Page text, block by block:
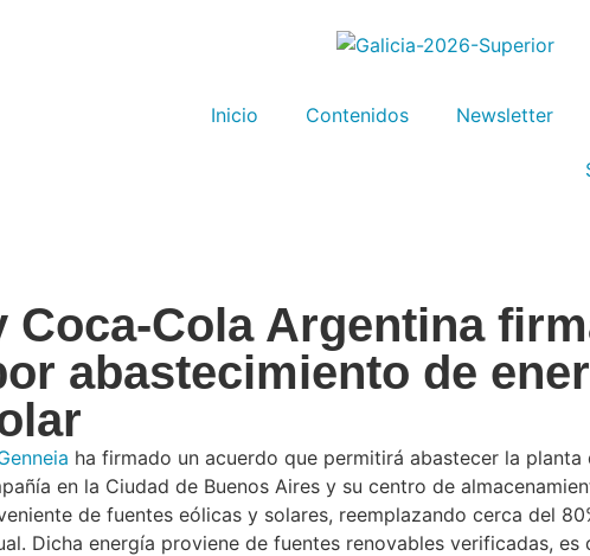
Inicio Contenidos Newsletter
Coca-Cola Argentina
abastecimiento de
ha firmado un acuerdo que permitirá abastecer la planta
en la Ciudad de Buenos Aires y su centro de
de fuentes eólicas y solares, reemplazando cerca del
Dicha energía proviene de fuentes renovables verificadas, es